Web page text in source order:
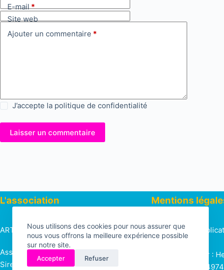
Nous utilisons des cookies pour nous assurer que
nous vous offrons la meilleure expérience possible
sur notre site.
Accepter Refuser
E-mail*
Site web
Ajouter un commentaire *
J’accepte la politique de confidentialité
Laisser un commentaire
:
L'association
ARTS ET CULTURES
Association loi 1901 n°W343026090
Siret 82380868800019 APE 9499Z
Mentions
Directeur de
PUSCEDDU
Site hébergé par :
rue Nationale –